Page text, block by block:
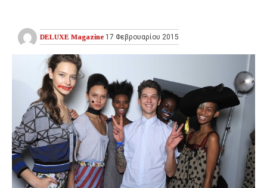
DELUXE Magazine 17 Φεβρουαρίου 2015